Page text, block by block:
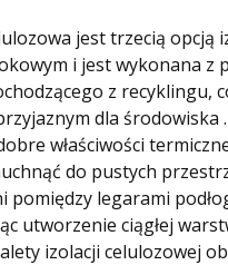
jest trzecią opcją
i jest wykonana z
z recyklingu,
dla środowiska
właściwości
do pustych
pomiędzy legarami
utworzenie ciągłej
izolacji celulozowej